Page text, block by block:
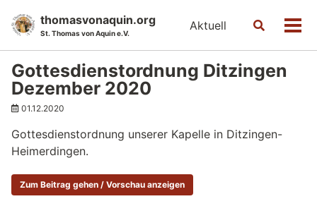
thomasvonaquin.org
St. Thomas von Aquin e.V.
Aktuell
Toggle
Gottesdienstordnung Ditzingen
Dezember 2020
01.12.2020
Gottesdienstordnung unserer Kapelle in Ditzingen-
Heimerdingen.
Zum Beitrag gehen / Vorschau anzeigen